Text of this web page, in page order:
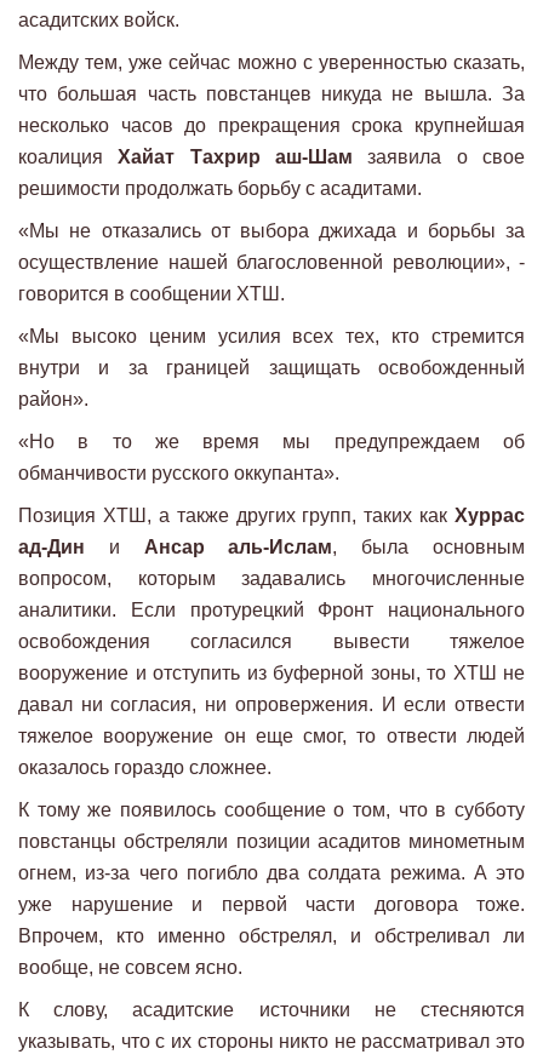
асадитских войск.
Между тем, уже сейчас можно с уверенностью сказать,
что большая часть повстанцев никуда не вышла. За
несколько часов до прекращения срока крупнейшая
коалицияХайат Тахрир аш-Шам заявила о свое
решимости продолжать борьбу с асадитами.
«Мы не отказались от выбора джихада и борьбы за
осуществление нашей благословенной революции», -
говорится в сообщении ХТШ.
«Мы высоко ценим усилия всех тех, кто стремится
внутри и за границей защищать освобожденный
район».
«Но в то же время мы предупреждаем об
обманчивости русского оккупанта».
Позиция ХТШ, а также других групп, таких как Хуррас
ад-Дин и Ансар аль-Ислам, была основным
вопросом, которым задавались многочисленные
аналитики. Если протурецкий Фронт национального
освобождения согласился вывести тяжелое
вооружение и отступить из буферной зоны, то ХТШ не
давал ни согласия, ни опровержения. И если отвести
тяжелое вооружение он еще смог, то отвести людей
оказалось гораздо сложнее.
К тому же появилось сообщение о том, что в субботу
повстанцы обстреляли позиции асадитов минометным
огнем, из-за чего погибло два солдата режима. А это
уже нарушение и первой части договора тоже.
Впрочем, кто именно обстрелял, и обстреливал ли
вообще, не совсем ясно.
К слову, асадитские источники не стесняются
указывать, что с их стороны никто не рассматривал это